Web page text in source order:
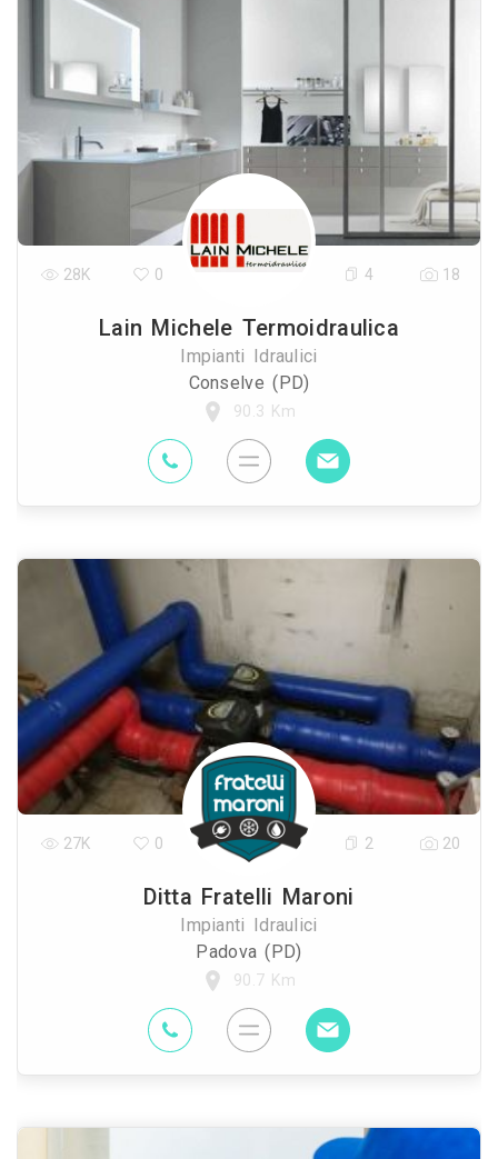
Lain Michele Termoidraulica
Impianti Idraulici
Conselve (PD)
90.3 Km
28K 0 4 18
Ditta Fratelli Maroni
Impianti Idraulici
Padova (PD)
90.7 Km
27K 0 2 20